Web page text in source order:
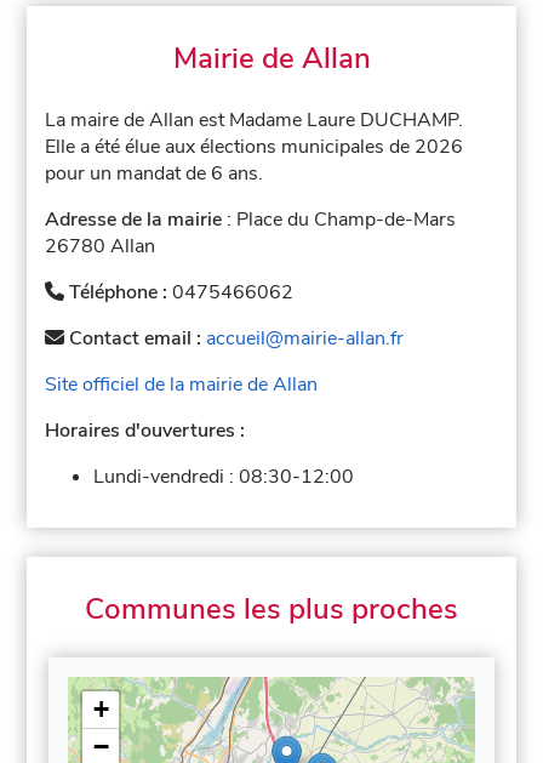
Mairie de Allan
La maire de Allan est Madame Laure DUCHAMP.
Elle a été élue aux élections municipales de 2026
pour un mandat de 6 ans.
Adresse de la mairie : Place du Champ-de-Mars
26780 Allan
Téléphone :0475466062
Contact email : accueil@mairie-allan.fr
Site officiel de la mairie de Allan
Horaires d'ouvertures :
Lundi-vendredi :08:30-12:00
Communes les plus proches
+
−